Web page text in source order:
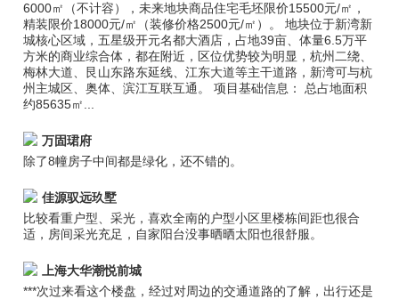
6000㎡（不计容），未来地块商品住宅毛坯限价15500元/㎡，
精装限价18000元/㎡（装修价格2500元/㎡）。 地块位于新湾新
城核心区域，五星级开元名都大酒店，占地39亩、体量6.5万平
方米的商业综合体，都在附近，区位优势较为明显，杭州二绕、
梅林大道、艮山东路东延线、江东大道等主干道路，新湾可与杭
州主城区、奥体、滨江互联互通。 项目基础信息： 总占地面积
约85635㎡...
万固珺府
除了8幢房子中间都是绿化，还不错的。
佳源驭远玖墅
比较看重户型、采光，喜欢全南的户型小区里楼栋间距也很合
适，房间采光充足，自家阳台没事晒晒太阳也很舒服。
上海大华潮悦前城
***次过来看这个楼盘，经过对周边的交通道路的了解，出行还是